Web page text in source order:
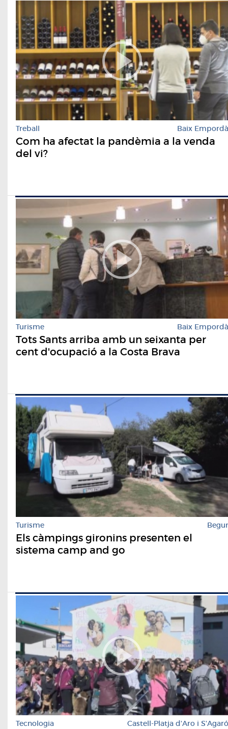
Treball Baix Empordà
Com ha afectat la pandèmia a la venda
del vi?
Turisme Baix Empordà
Tots Sants arriba amb un seixanta per
cent d'ocupació a la Costa Brava
Turisme Begur
Els càmpings gironins presenten el
sistema camp and go
Tecnologia Castell-Platja d'Aro i S'Agaró